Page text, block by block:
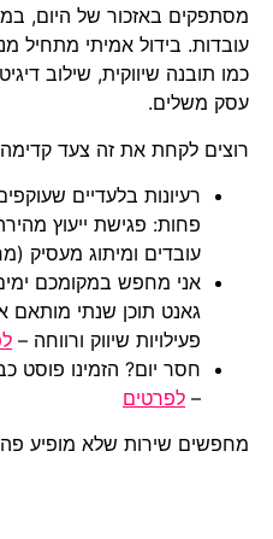
מסתפקים באזכור של היום,
עובדות. בידול אמיתי
כמו תובנה שיווקית, שילוב
עסק משלים.
רוצים לקחת את זה צעד
פחות: פגישת ייעוץ
עובדים ומיתוג מעסיק
אני מחפש במקומכם
גאנט תוכן שנתי מותאם
פעילויות שיווק ורווחה –
חסר יום? הזמינו פוסט
– לפרטים
מחפשים שירות שלא מופיע